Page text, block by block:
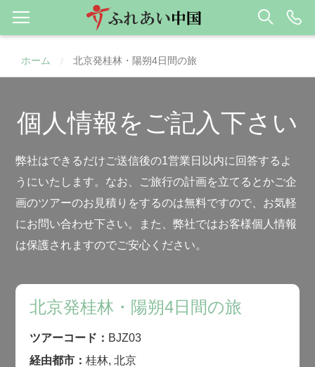
ホーム / 北京発桂林・陽朔4日間の旅
個人情報をご記入下さい
弊社はできるだけご送信後の1営業日以内に回答するよ
うにいたします。なお、ご旅行の計画を立てるとかご企
画のツアーのお見積りをするのは無料ですので、お気軽
にお問い合わせ下さい。また、弊社ではお客様個人情報
は保護されますのでご安心ください。
北京発桂林・陽朔4日間の旅
ツアーコード： BJZ03
経由都市：桂林,北京